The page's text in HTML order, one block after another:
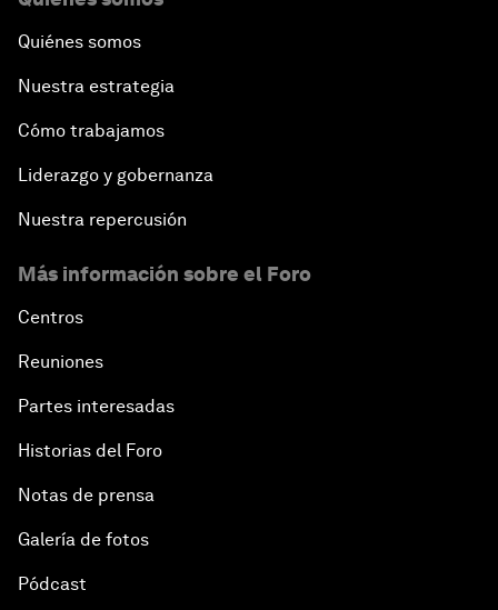
Quiénes somos
Nuestra estrategia
Cómo trabajamos
Liderazgo y gobernanza
Nuestra repercusión
Más información sobre el Foro
Centros
Reuniones
Partes interesadas
Historias del Foro
Notas de prensa
Galería de fotos
Pódcast